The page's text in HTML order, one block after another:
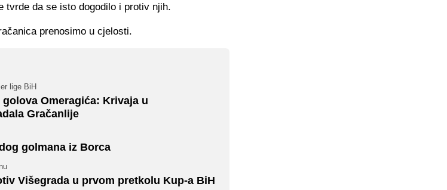
tvrde da se isto dogodilo i protiv njih.
prenosimo u cjelosti.
lige BiH
Omeragića: Krivaja u
Gračanlije
golmana iz Borca
Višegrada u prvom pretkolu Kup-a BiH